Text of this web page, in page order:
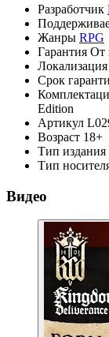
Разработчик
Жанры RPG
Гарантия От
Локализация
Срок
Edition
Артикул
Возраст 18+
Тип издания
Тип
Видео